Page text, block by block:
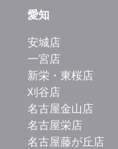
愛知
安城店
一宮店
新栄・東桜店
刈谷店
名古屋金山店
名古屋栄店
名古屋藤が丘店